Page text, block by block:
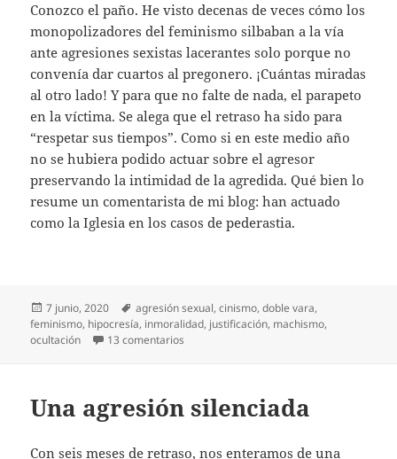
Conozco el paño. He visto decenas de veces cómo los
monopolizadores del feminismo silbaban a la vía
ante agresiones sexistas lacerantes solo porque no
convenía dar cuartos al pregonero. ¡Cuántas miradas
al otro lado! Y para que no falte de nada, el parapeto
en la víctima. Se alega que el retraso ha sido para
“respetar sus tiempos”. Como si en este medio año
no se hubiera podido actuar sobre el agresor
preservando la intimidad de la agredida. Qué bien lo
resume un comentarista de mi blog: han actuado
como la Iglesia en los casos de pederastia.
Publicado
el
7 junio, 2020 Etiquetas
agresión sexual,cinismo,doble vara,
feminismo, hipocresía, inmoralidad, justificación, machismo,
ocultación
13 comentarios
Una agresión silenciada
Con seis meses de retraso, nos enteramos de una